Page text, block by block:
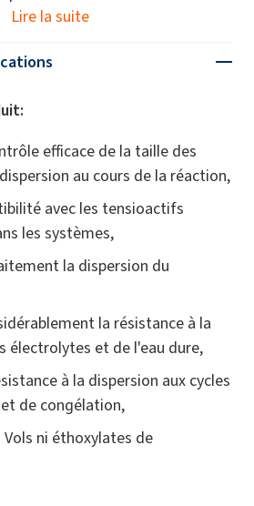
Lire la suite
efficace de la taille des
au cours de la réaction,
avec les tensioactifs
les systèmes,
la dispersion du
la résistance à la
électrolytes et de l'eau dure,
à la dispersion aux cycles
de congélation,
ni éthoxylates de